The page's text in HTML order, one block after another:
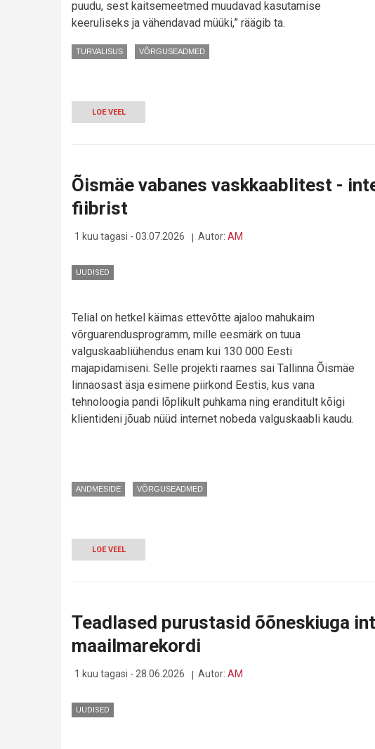
puudu, sest kaitsemeetmed muudavad kasutamise
keeruliseks ja vähendavad müüki,” räägib ta.
TURVALISUS VÕRGUSEADMED
LOE VEEL-
MIKS
KOLME
VÕRKU?
Õismäe vabanes vaskkaablitest -
fiibrist
1 kuu tagasi - 03.07.2026 Autor: AM
UUDISED
Telial on hetkel käimas ettevõtte ajaloo mahukaim
võrguarendusprogramm, mille eesmärk on tuua
valguskaabliühendus enam kui 130 000 Eesti
majapidamiseni. Selle projekti raames sai Tallinna Õismäe
linnaosast äsja esimene piirkond Eestis, kus vana
tehnoloogia pandi lõplikult puhkama ning eranditult kõigi
klientideni jõuab nüüd internet nobeda valguskaabli kaudu.
ANDMESIDE VÕRGUSEADMED
LOE VEEL-
ÕISMÄE
LEVIB
AINULT
Teadlased purustasid õõneskiuga
maailmarekordi
1 kuu tagasi - 28.06.2026 Autor: AM
UUDISED